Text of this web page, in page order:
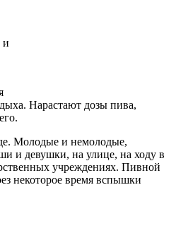
и
Нарастают дозы пива,
Молодые и немолодые,
девушки, на улице, на ходу в
учреждениях. Пивной
некоторое время вспышки